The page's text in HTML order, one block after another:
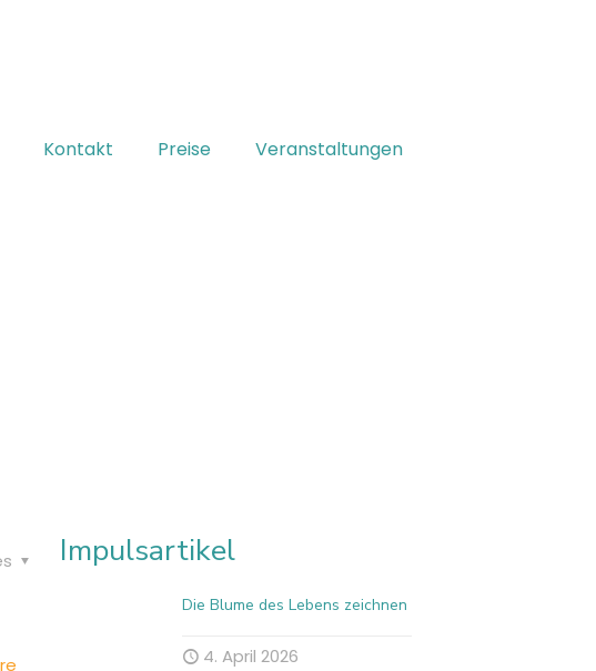
Kontakt Preise Veranstaltungen
Impulsartikel
Die Blume des Lebens zeichnen
4. April 2026